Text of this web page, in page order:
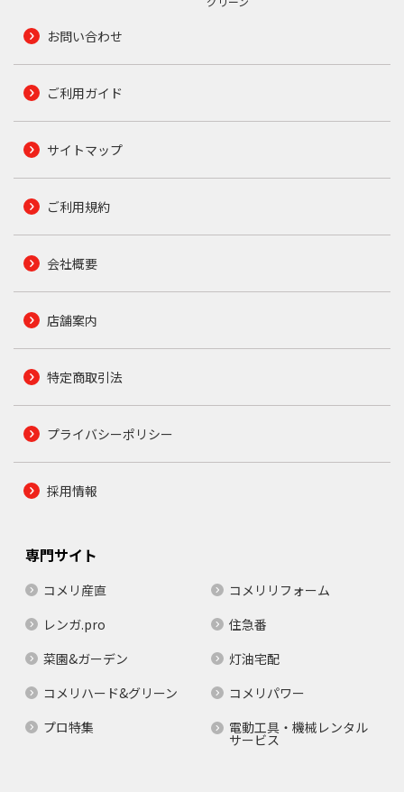
お問い合わせ
ご利用ガイド
サイトマップ
ご利用規約
会社概要
店舗案内
特定商取引法
プライバシーポリシー
採用情報
専門サイト
コメリ産直
コメリリフォーム
レンガ.pro
住急番
菜園&ガーデン
灯油宅配
コメリハード&グリーン
コメリパワー
プロ特集
電動工具・機械レンタル
サービス